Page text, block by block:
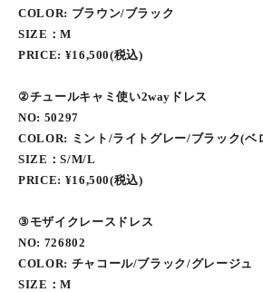
COLOR: ブラウン/ブラック
SIZE：M
PRICE: ¥16,500(税込)
②チュールキャミ使い2wayドレス
NO: 50297
COLOR: ミント/ライトグレー/ブラック(ベ
SIZE：S/M/L
PRICE: ¥16,500(税込)
③モザイクレースドレス
NO: 726802
COLOR: チャコール/ブラック/グレージュ
SIZE：M